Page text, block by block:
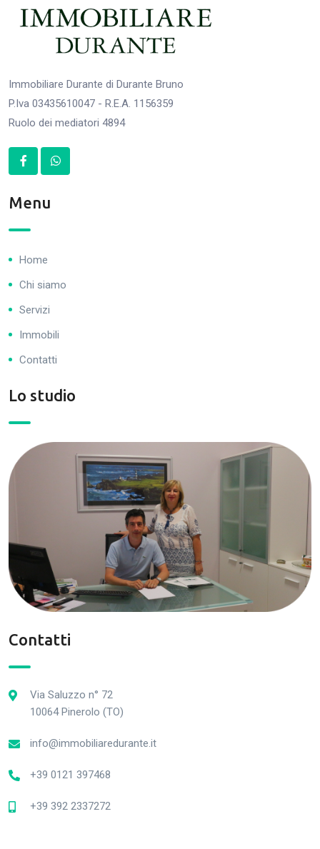
Immobiliare Durante di Durante Bruno
P.Iva 03435610047 - R.E.A. 1156359
Ruolo dei mediatori 4894
Menu
Home
Chi siamo
Servizi
Immobili
Contatti
Lo studio
Contatti
Via Saluzzo n° 72
10064 Pinerolo (TO)
info@immobiliaredurante.it
+39 0121 397468
+39 392 2337272